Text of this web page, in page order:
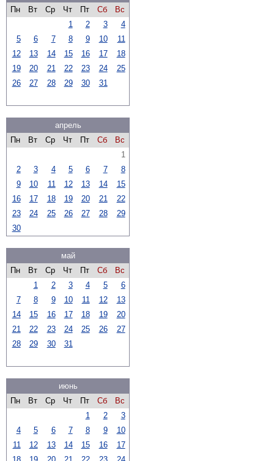
Пн
Вт Ср Чт Пт Сб
Вс
1
2 3
4
5
6 7 8 9 10
11
12
13 14 15 16 17
18
19
20 21 22 23 24
25
26
27 28 29 30 31
апрель
Пн
Вт Ср Чт Пт Сб
Вс
1
2
3 4 5 6 7
8
9
10 11 12 13 14
15
16
17 18 19 20 21
22
23
24 25 26 27 28
29
30
май
Пн
Вт Ср Чт Пт Сб
Вс
1
2 3 4 5
6
7
8 9 10 11 12
13
14
15 16 17 18 19
20
21
22 23 24 25 26
27
28
29 30 31
июнь
Пн
Вт Ср Чт Пт Сб
Вс
1
2
3
4
5 6 7 8 9
10
11
12 13 14 15 16
17